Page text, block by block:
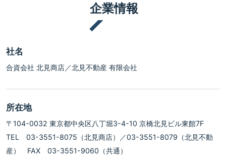
企業情報
社名
合資会社 北見商店／北見不動産 有限会社
所在地
〒104-0032 東京都中央区八丁堀3-4-10 京橋北見ビル東館7F
TEL 03-3551-8075（北見商店）／03-3551-8079（北見不動
産） FAX 03-3551-9060（共通）